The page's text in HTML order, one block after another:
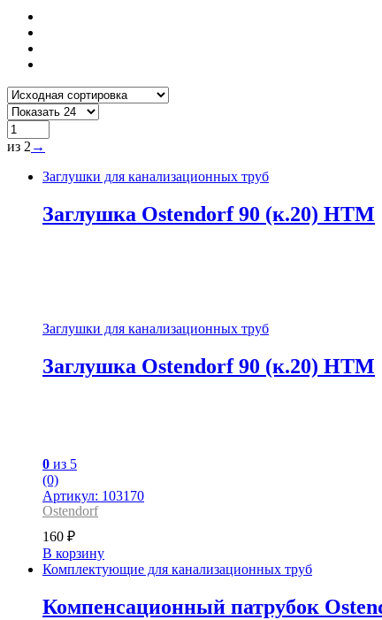
из 2 →
Заглушки для канализационных труб
Заглушка Ostendorf 90 (к.20) HTM
Заглушки для канализационных труб
Заглушка Ostendorf 90 (к.20) HTM
0 из 5
(0)
Артикул: 103170
Ostendorf
160 ₽
В корзину
Комплектующие для канализационных труб
Компенсационный патрубок